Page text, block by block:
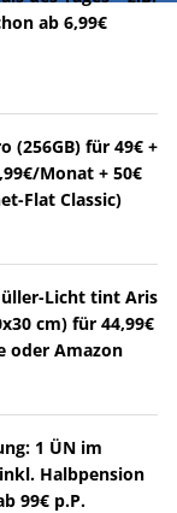
ab 6,99€
(256GB) für 49€ +
Monat + 50€
Flat Classic)
Licht tint Aris
cm) für 44,99€
oder Amazon
1 ÜN im
Halbpension
99€ p.P.